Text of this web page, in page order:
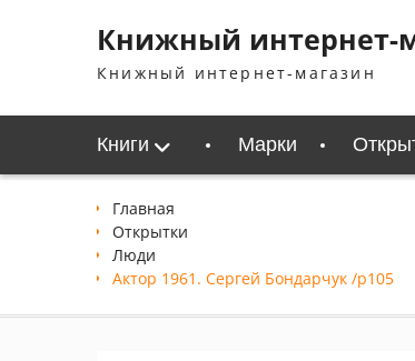
содержимомуКнижный интернет-
Книжный интернет-магазин
Книги Марки
Главная
Открытки
Люди
Актор 1961. Сергей Бондарчук /p105